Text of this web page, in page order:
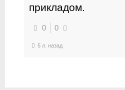
прикладом.
0 0
5 л. назад